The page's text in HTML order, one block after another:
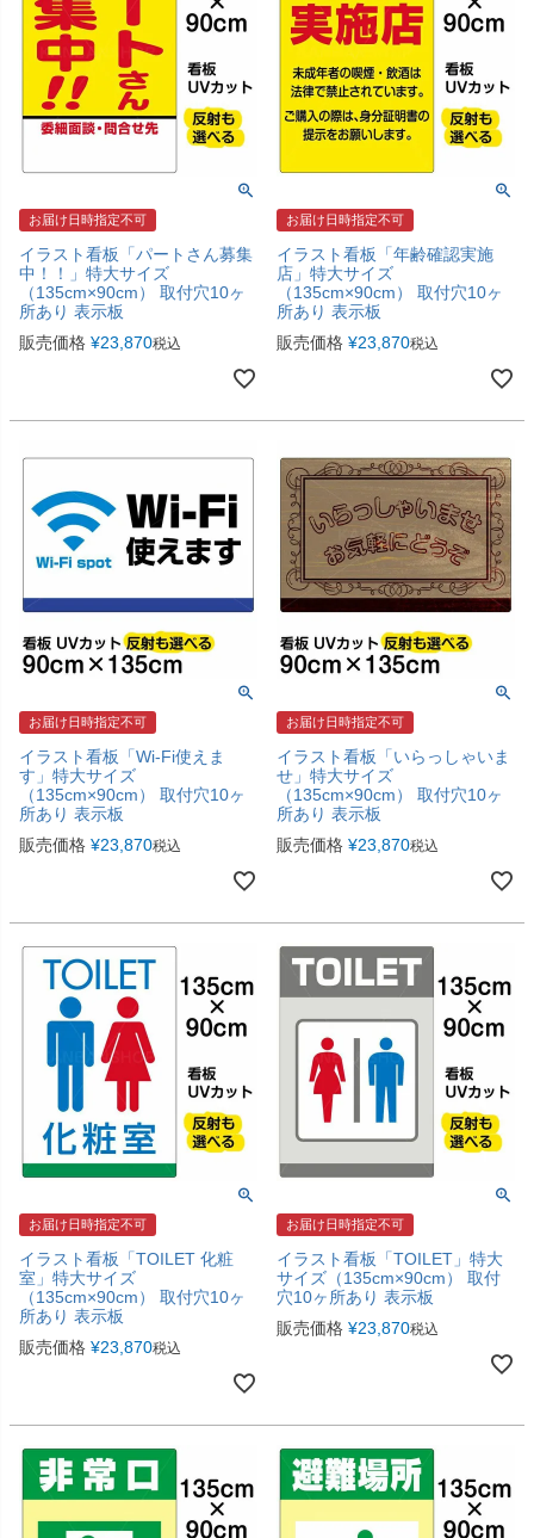
お届け日時指定不可
イラスト看板「パートさん募集
中！！」特大サイズ
（135cm×90cm） 取付穴10ヶ
所あり 表示板
販売価格 ¥23,870税込
お届け日時指定不可
イラスト看板「年齢確認実施
店」特大サイズ
（135cm×90cm） 取付穴10ヶ
所あり 表示板
販売価格 ¥23,870税込
お届け日時指定不可
イラスト看板「Wi-Fi使えま
す」特大サイズ
（135cm×90cm） 取付穴10ヶ
所あり 表示板
販売価格 ¥23,870税込
お届け日時指定不可
イラスト看板「いらっしゃいま
せ」特大サイズ
（135cm×90cm） 取付穴10ヶ
所あり 表示板
販売価格 ¥23,870税込
お届け日時指定不可
イラスト看板「TOILET 化粧
室」特大サイズ
（135cm×90cm） 取付穴10ヶ
所あり 表示板
販売価格 ¥23,870税込
お届け日時指定不可
イラスト看板「TOILET」特大
サイズ（135cm×90cm） 取付
穴10ヶ所あり 表示板
販売価格 ¥23,870税込